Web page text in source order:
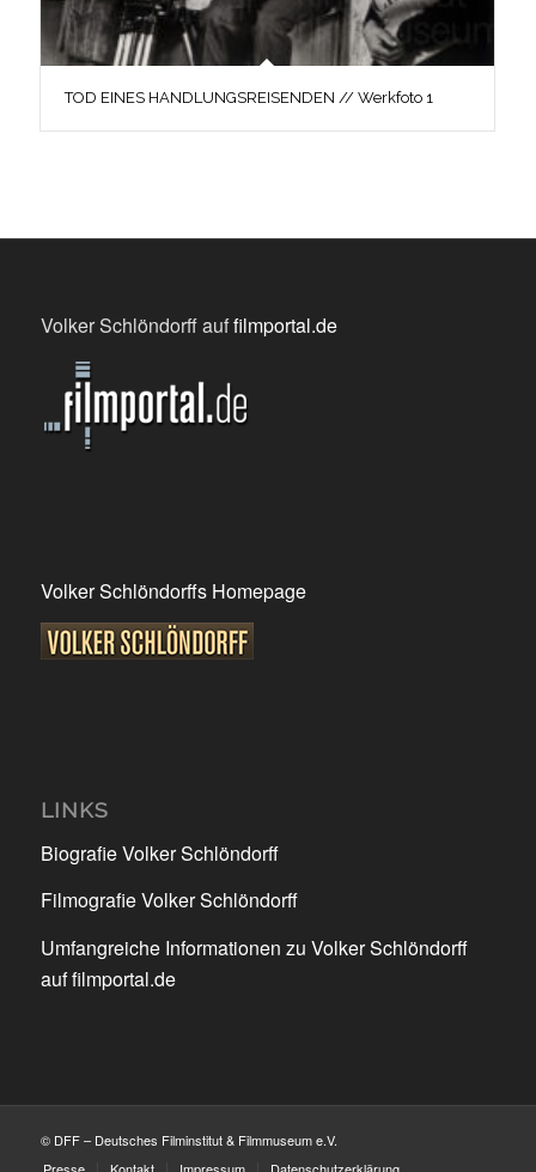
TOD EINES HANDLUNGSREISENDEN // Werkfoto 1
Volker Schlöndorff auffilmportal.de
Volker Schlöndorffs Homepage
LINKS
Biografie Volker Schlöndorff
Filmografie Volker Schlöndorff
Umfangreiche Informationen zu Volker Schlöndorff
auf filmportal.de
© DFF – Deutsches Filminstitut & Filmmuseum e.V.